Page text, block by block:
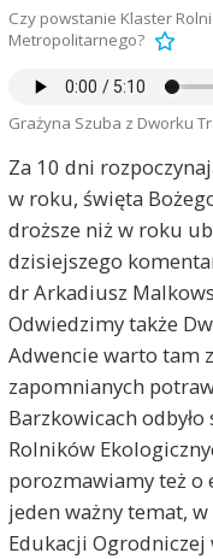
Czy powstanie Klaster
Metropolitarnego?
Grażyna Szuba z Dworku
Za 10 dni
w roku, święta
droższe niż w roku
dzisiejszego
dr Arkadiusz
Odwiedzimy także
Adwencie warto tam
zapomnianych
Barzkowicach
Rolników
porozmawiamy też o
jeden ważny temat,
Edukacji Ogrodniczej